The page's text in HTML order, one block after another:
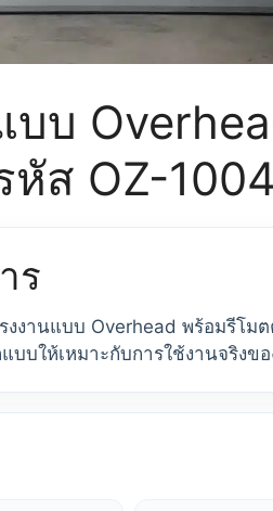
บบ
หัส OZ-
ร
งงานแบบ Overhead พร้อมรีโม
บบให้เหมาะกับการใช้งานจริงข